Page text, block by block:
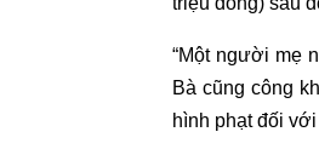
“Một người mẹ
Bà cũng công
hình phạt đối